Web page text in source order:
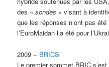
des «sondes » visant à
que les réponses n’ont pas été
l’EuroMaidan l’a été pour
2009 − BRICS
Le premier sommet BRIC